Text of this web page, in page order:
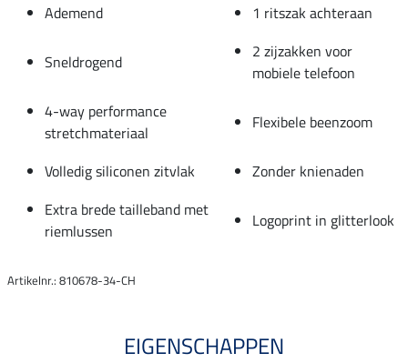
Ademend
1 ritszak achteraan
Sneldrogend
2 zijzakken voor
mobiele telefoon
4-way performance
stretchmateriaal
Flexibele beenzoom
Volledig siliconen zitvlak
Zonder knienaden
Extra brede tailleband met
riemlussen
Logoprint in glitterlook
Artikelnr.: 810678-34-CH
EIGENSCHAPPEN